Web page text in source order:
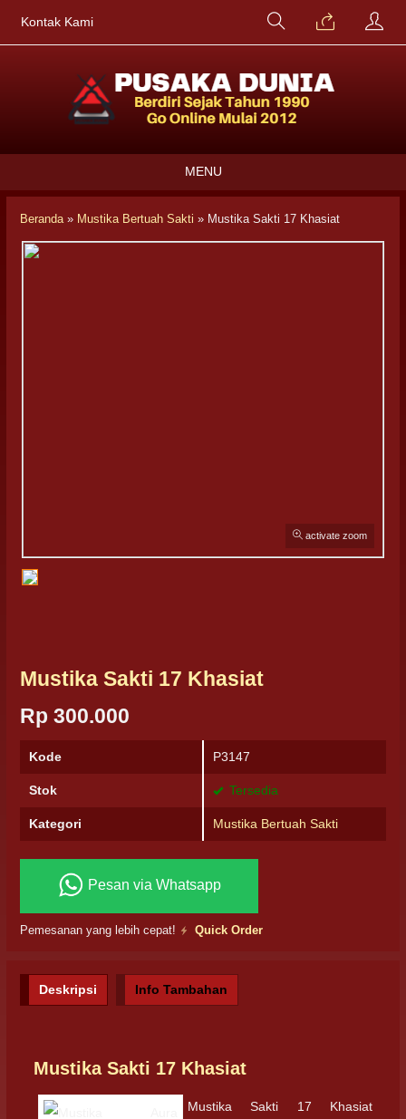
Kontak Kami
MENU
Beranda» Mustika Bertuah Sakti » Mustika Sakti 17 Khasiat
activate zoom
Mustika Sakti 17 Khasiat
Rp 300.000
Kode P3147
Stok Tersedia
Kategori Mustika Bertuah Sakti
Pesan via Whatsapp
Pemesanan yang lebih cepat! Quick Order
Deskripsi Info Tambahan
Mustika Sakti 17 Khasiat
Mustika Sakti 17 Khasiat